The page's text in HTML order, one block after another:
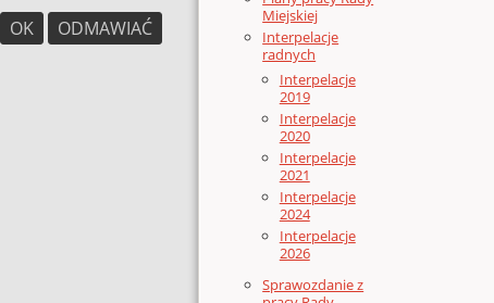
Miejskiej
Interpelacje
radnych
Interpelacje
2019
Interpelacje
2020
Interpelacje
2021
Interpelacje
2024
Interpelacje
2026
Sprawozdanie z
OK
ODMAWIAĆ